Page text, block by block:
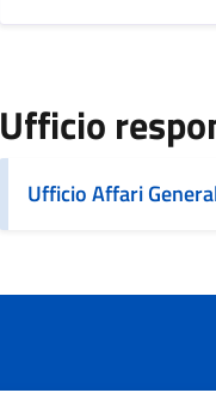
Ufficio
Ufficio Affari